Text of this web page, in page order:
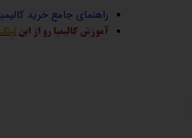
راهنمای جامع خرید
آموزش کالیمبا رو از این